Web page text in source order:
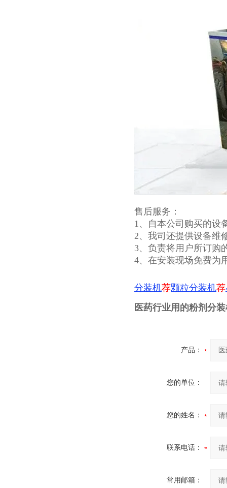
售后服务：
1、自本公司购买的设
2、我司还提供设备维
3、负责将用户所订购
4、在安装现场免费为
分装机荐颗粒分装机荐
医药行业用的粉剂分
产品：
您的单位：
您的姓名：
联系电话：
常用邮箱：